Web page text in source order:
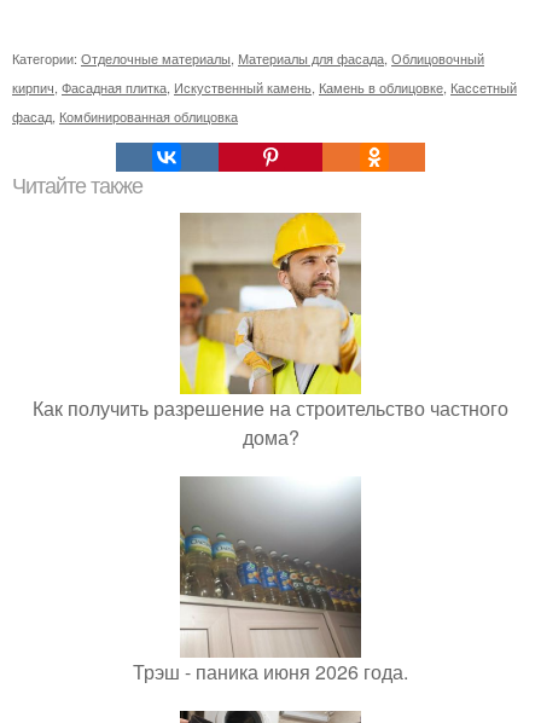
Категории: Отделочные материалы Материалы для фасада Облицовочный
кирпич Фасадная плитка Искуственный камень Камень в облицовке Кассетный
фасад Комбинированная облицовка
Читайте также
Как получить разрешение на строительство частного
дома?
Трэш - паника июня 2026 года.